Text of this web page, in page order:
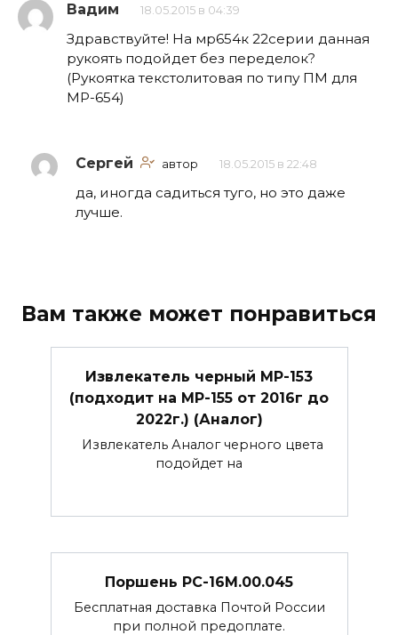
Вадим 18.05.2015 в 04:39
Здравствуйте! На мр654к 22серии данная
рукоять подойдет без переделок?
(Рукоятка текстолитовая по типу ПМ для
МР-654)
Сергей автор 18.05.2015 в 22:48
да, иногда садиться туго, но это даже
лучше.
Вам также может понравиться
Извлекатель черный МР-153
(подходит на МР-155 от 2016г до
2022г.) (Аналог)
Извлекатель Аналог черного цвета
подойдет на
Поршень РС-16М.00.045
Бесплатная доставка Почтой России
при полной предоплате.